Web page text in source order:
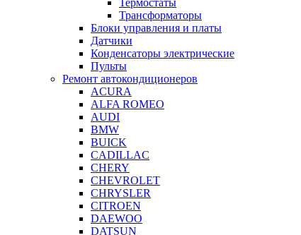
Термостаты
Трансформаторы
Блоки управления и платы
Датчики
Конденсаторы электрические
Пульты
Ремонт автокондиционеров
ACURA
ALFA ROMEO
AUDI
BMW
BUICK
CADILLAC
CHERY
CHEVROLET
CHRYSLER
CITROEN
DAEWOO
DATSUN